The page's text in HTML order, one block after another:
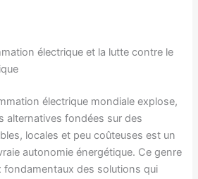
électrique et la lutte contre le
électrique mondiale explose,
alternatives fondées sur des
locales et peu coûteuses est un
autonomie énergétique. Ce genre
fondamentaux des solutions qui